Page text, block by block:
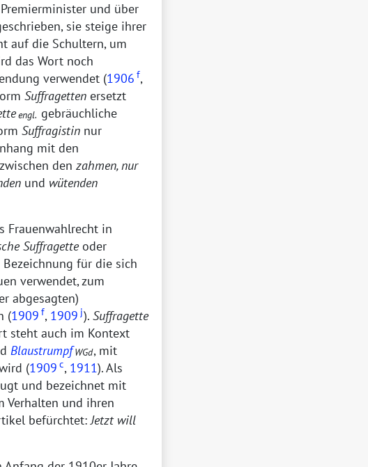
und über
sie steige ihrer
auf die Schultern, um
das Wort noch
verwendet (1906 f,
Suffragetten ersetzt
engl. gebräuchliche
Suffragistin nur
mit den
den zahmen, nur
und wütenden
Frauenwahlrecht in
Suffragetteoder
für die sich
verwendet, zum
abgesagten)
(1909 f, 1909 j).Suffragette
steht auch im Kontext
Blaustrumpf WGd, mit
(1909 c, 1911). Als
und bezeichnet mit
Verhalten und ihren
befürchtet:Jetzt will